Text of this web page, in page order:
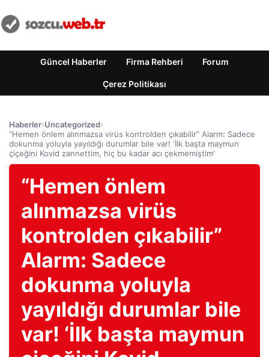
Güncel Haberler Firma Rehberi Forum
Çerez Politikası
Haberler›Uncategorized›
“Hemen önlem alınmazsa virüs kontrolden çıkabilir” Alarm: Sadece
dokunma yoluyla yayıldığı durumlar bile var! ‘İlk başta maymun
çiçeğini Kovid zannettim, hiç bu kadar acı çekmemiştim’
“Hemen önlem
alınmazsa virüs
kontrolden çıkabilir”
Alarm: Sadece
dokunma yoluyla
yayıldığı durumlar bile
var! ‘İlk başta maymun